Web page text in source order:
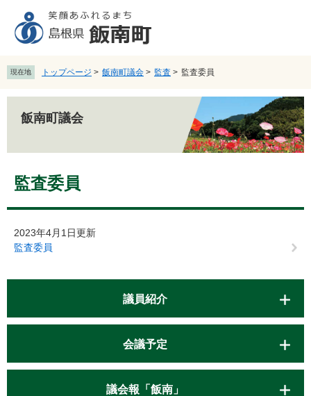
先
頭
で
を
飛
ば
文
現在地 トップページ > 飯南町議会 > 監査 > 監査委員
飯南町議会
監査委員
2023年4月1日更新
監査委員
議員紹介
会議予定
議会報「飯南」